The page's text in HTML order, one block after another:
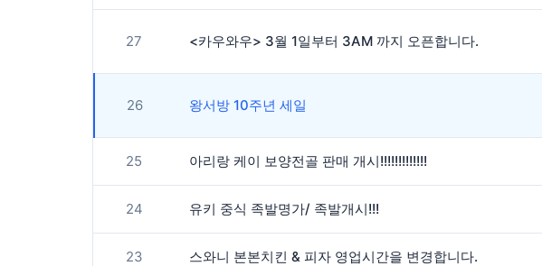
27 <카우와우> 3월 1일부터 3AM 까지 오픈합니다.
26 왕서방 10주년 세일
25 아리랑 케이 보양전골 판매 개시!!!!!!!!!!!!!
24 유키 중식 족발명가/ 족발개시!!!
23 스와니 본본치킨 & 피자 영업시간을 변경합니다.